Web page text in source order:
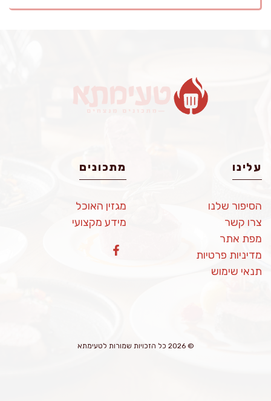
עלינו
הסיפור שלנו
צרו קשר
מפת אתר
מדיניות פרטיות
תנאי שימוש
מתכונים
מגזין האוכל
מידע מקצועי
© 2026 כל הזכויות שמורות לטעימתא